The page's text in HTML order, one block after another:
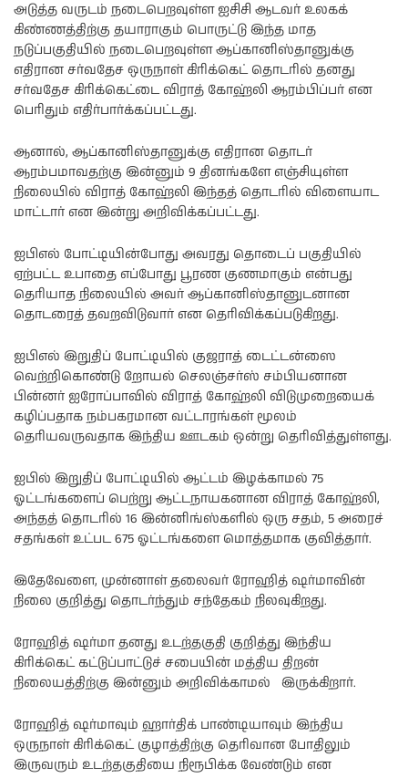
அடுத்த வருடம் நடைபெறவுள்ள ஐசிசி ஆடவர் உலகக்
கிண்ணத்திற்கு தயாராகும் பொருட்டு இந்த மாத
நடுப்பகுதியில் நடைபெறவுள்ள ஆப்கானிஸ்தானுக்கு
எதிரான சர்வதேச ஒருநாள் கிரிக்கெட் தொடரில் தனது
சர்வதேச கிரிக்கெட்டை விராத் கோஹ்லி ஆரம்பிப்பர் என
பெரிதும் எதிர்பார்க்கப்பட்டது.
ஆனால், ஆப்கானிஸ்தானுக்கு எதிரான தொடர்
ஆரம்பமாவதற்கு இன்னும் 9 தினங்களே எஞ்சியுள்ள
நிலையில் விராத் கோஹ்லி இந்தத் தொடரில் விளையாட
மாட்டார் என இன்று அறிவிக்கப்பட்டது.
ஐபிஎல் போட்டியின்போது அவரது தொடைப் பகுதியில்
ஏற்பட்ட உபாதை எப்போது பூரண குணமாகும் என்பது
தெரியாத நிலையில் அவர் ஆப்கானிஸ்தானுடனான
தொடரைத் தவறவிடுவார் என தெரிவிக்கப்படுகிறது.
ஐபிஎல் இறுதிப் போட்டியில் குஜராத் டைட்டன்ஸை
வெற்றிகொண்டு றோயல் செலஞ்சர்ஸ் சம்பியனான
பின்னர் ஐரோப்பாவில் விராத் கோஹ்லி விடுமுறையைக்
கழிப்பதாக நம்பகரமான வட்டாரங்கள் மூலம்
தெரியவருவதாக இந்திய ஊடகம் ஒன்று தெரிவித்துள்ளது.
ஐபில் இறுதிப் போட்டியில் ஆட்டம் இழக்காமல் 75
ஓட்டங்களைப் பெற்று ஆட்டநாயகனான விராத் கோஹ்லி,
அந்தத் தொடரில் 16 இன்னிங்ஸ்களில் ஒரு சதம், 5 அரைச்
சதங்கள் உட்பட 675 ஓட்டங்களை மொத்தமாக குவித்தார்.
இதேவேளை, முன்னாள் தலைவர் ரோஹித் ஷர்மாவின்
நிலை குறித்து தொடர்ந்தும் சந்தேகம் நிலவுகிறது.
ரோஹித் ஷர்மா தனது உடற்தகுதி குறித்து இந்திய
கிரிக்கெட் கட்டுப்பாட்டுச் சபையின் மத்திய திறன்
நிலையத்திற்கு இன்னும் அறிவிக்காமல் இருக்கிறார்.
ரோஹித் ஷர்மாவும் ஹார்திக் பாண்டியாவும் இந்திய
ஒருநாள் கிரிக்கெட் குழாத்திற்கு தெரிவான போதிலும்
இருவரும் உடற்தகுதியை நிரூபிக்க வேண்டும் என